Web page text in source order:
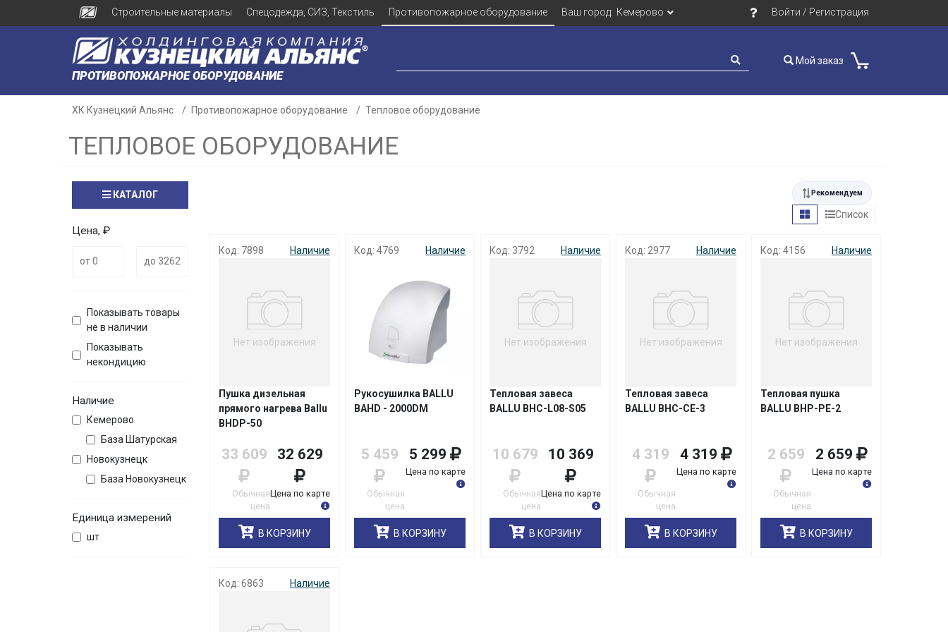
Строительные материалы Спецодежда, СИЗ, Текстиль Противопожарное оборудование Ваш город: Кемерово Войти / Регистрация
ПРОТИВОПОЖАРНОЕ ОБОРУДОВАНИЕ
Мой заказ
ХК Кузнецкий Альянс Противопожарное оборудование Тепловое оборудование
ТЕПЛОВОЕ ОБОРУДОВАНИЕ
КАТАЛОГ
Цена, ₽
Показывать товары
не в наличии
Показывать
некондицию
Наличие
Кемерово
База Шатурская
Новокузнецк
База Новокузнецк
Единица измерений
шт
Рекомендуем
Список
Код: 7898 Наличие
Нет изображения
Пушка дизельная
прямого нагрева Ballu
BHDP-50
33 609
Обычная
цена
32 629
Цена по карте
В КОРЗИНУ
Код: 4769 Наличие
Рукосушилка BALLU
BAHD - 2000DM
5 459
Обычная
цена
5 299
Цена по карте
В КОРЗИНУ
Код: 3792 Наличие
Нет изображения
Тепловая завеса
BALLU BHC-L08-S05
10 679
Обычная
цена
10 369
Цена по карте
В КОРЗИНУ
Код: 2977 Наличие
Нет изображения
Тепловая завеса
BALLU BHC-СЕ-3
4 319
Обычная
цена
4 319
Цена по карте
В КОРЗИНУ
Код: 4156 Наличие
Нет изображения
Тепловая пушка
BALLU BHP-РЕ-2
2 659
Обычная
цена
2 659
Цена по карте
В КОРЗИНУ
Код: 6863 Наличие